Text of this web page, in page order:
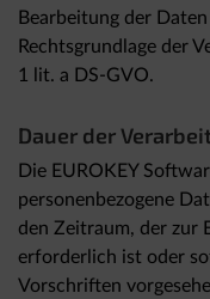
Bearbeitung der
Rechtsgrundlage der
1 lit. a DS-GVO.
Dauer der
Die EUROKEY
personenbezogene
den Zeitraum, der zur
erforderlich ist oder
Vorschriften